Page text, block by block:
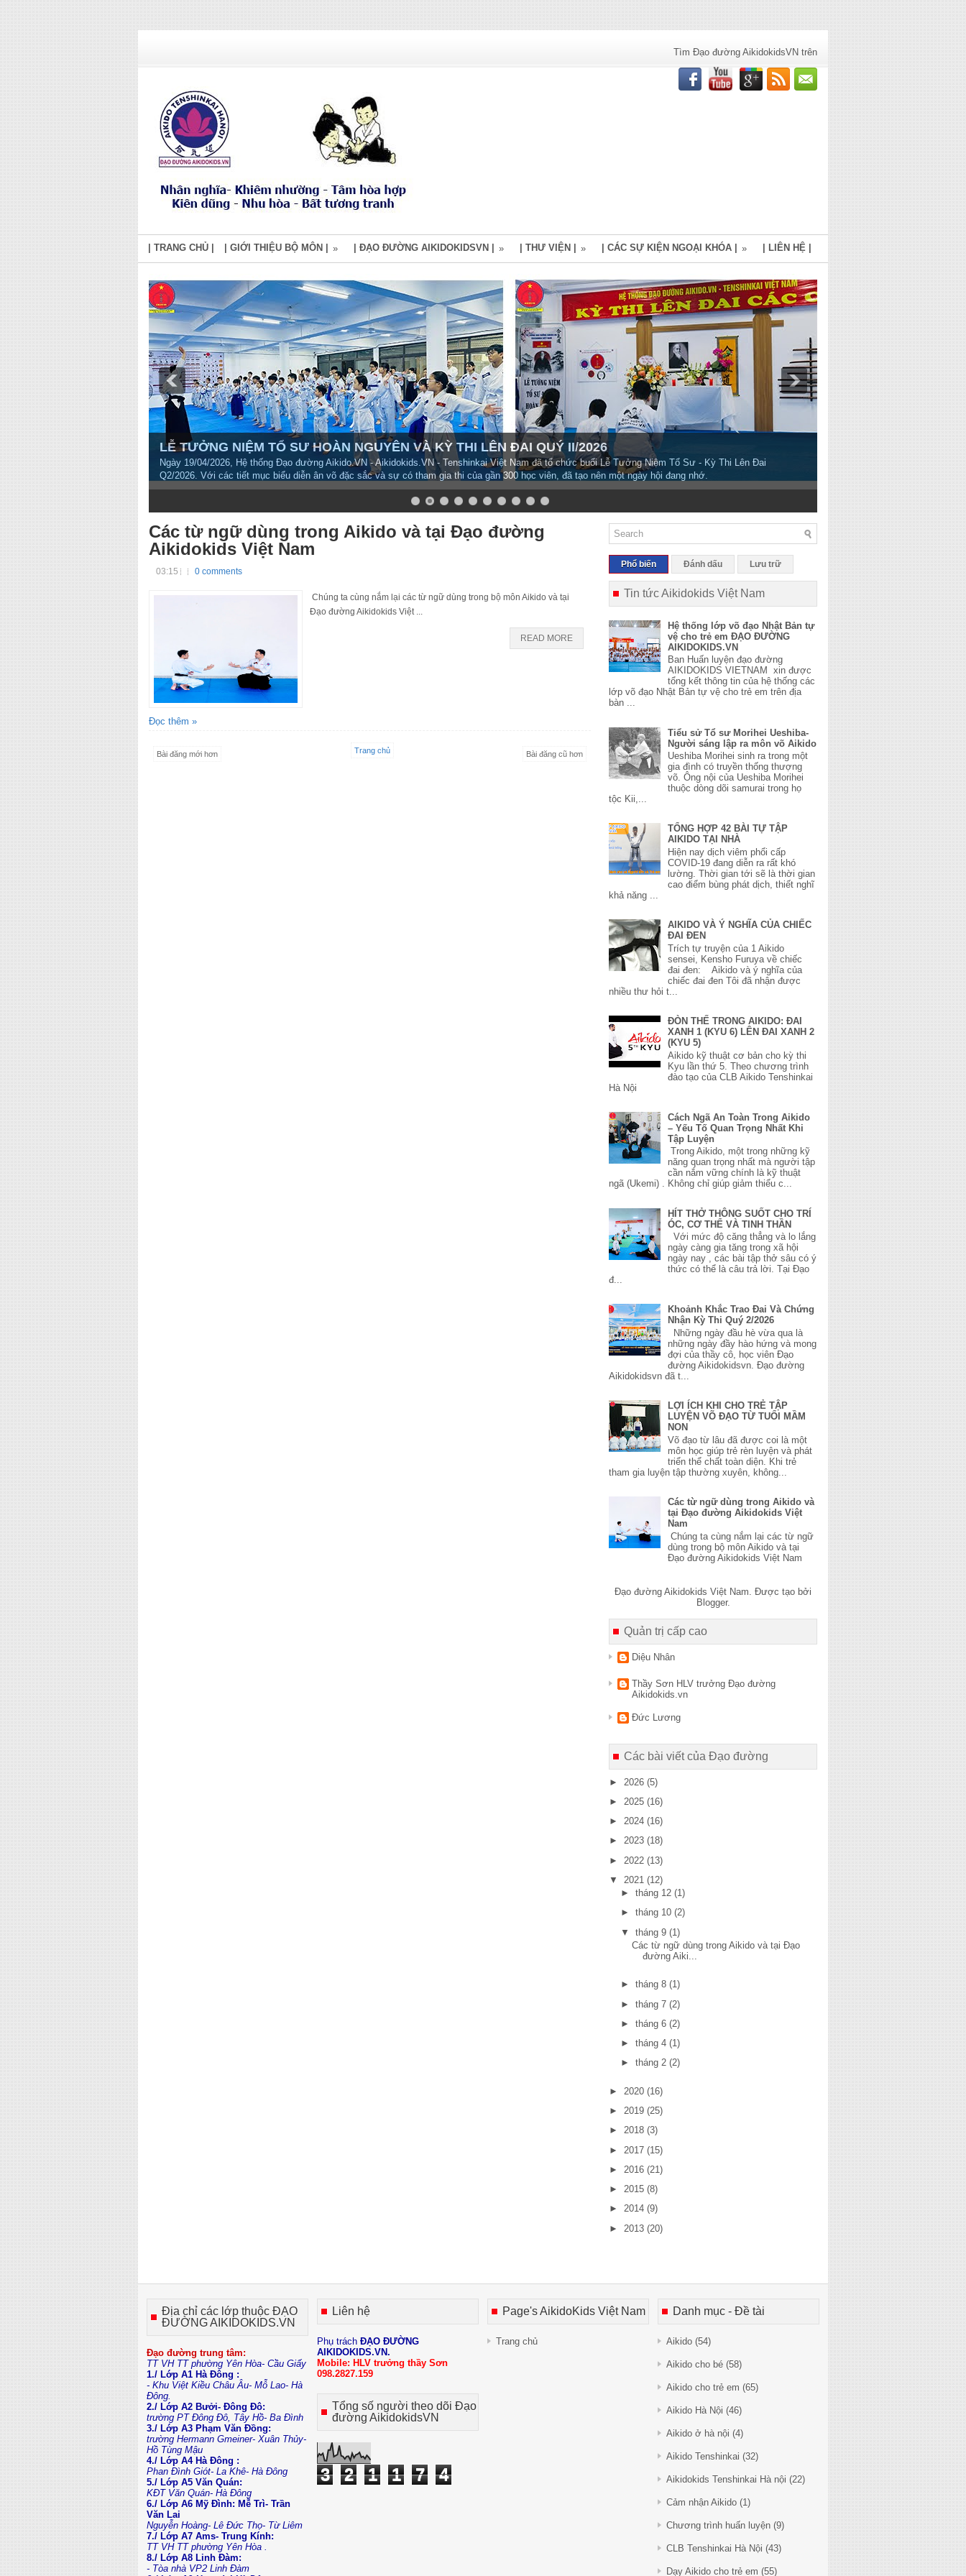
Tìm Đạo đường AikidokidsVN trên
| TRANG CHỦ | | GIỚI THIỆU BỘ MÔN | » | ĐẠO ĐƯỜNG AIKIDOKIDSVN | » | THƯ VIỆN | » | CÁC SỰ KIỆN NGOẠI KHÓA | » | LIÊN HỆ |
LỄ TƯỞNG NIỆM TỔ SƯ HOÀN NGUYÊN VÀ KỲ THI LÊN ĐAI QUÝ II/2026
Ngày 19/04/2026, Hệ thống Đạo đường Aikido.VN - Aikidokids.VN - Tenshinkai Việt Nam đã tổ chức buổi Lễ Tưởng Niệm Tổ Sư - Kỳ Thi Lên Đai
Q2/2026. Với các tiết mục biểu diễn ân võ đặc sắc và sự có tham gia thi của gần 300 học viên, đã tạo nên một ngày hội đang nhớ.
Các từ ngữ dùng trong Aikido và tại Đạo đường
Aikidokids Việt Nam
03:15 0 comments
Chúng ta cùng nắm lại các từ ngữ dùng trong bộ môn Aikido và tại
Đạo đường Aikidokids Việt ...
READ MORE
Đọc thêm »
Bài đăng mới hơn Bài đăng cũ hơn
Trang chủ
Phổ biến Đánh dấu Lưu trữ
Tin tức Aikidokids Việt Nam
Hệ thống lớp võ đạo Nhật Bản tự
vệ cho trẻ em ĐẠO ĐƯỜNG
AIKIDOKIDS.VN
Ban Huấn luyện đạo đường
AIKIDOKIDS VIETNAM xin được
tổng kết thông tin của hệ thống các
lớp võ đạo Nhật Bản tự vệ cho trẻ em trên địa
bàn ...
Tiểu sử Tổ sư Morihei Ueshiba-
Người sáng lập ra môn võ Aikido
Ueshiba Morihei sinh ra trong một
gia đình có truyền thống thượng
võ. Ông nội của Ueshiba Morihei
thuộc dòng dõi samurai trong họ
tộc Kii,...
TỔNG HỢP 42 BÀI TỰ TẬP
AIKIDO TẠI NHÀ
Hiện nay dịch viêm phổi cấp
COVID-19 đang diễn ra rất khó
lường. Thời gian tới sẽ là thời gian
cao điểm bùng phát dịch, thiết nghĩ
khả năng ...
AIKIDO VÀ Ý NGHĨA CỦA CHIẾC
ĐAI ĐEN
Trích tự truyện của 1 Aikido
sensei, Kensho Furuya về chiếc
đai đen: Aikido và ý nghĩa của
chiếc đai đen Tôi đã nhận được
nhiều thư hỏi t...
ĐÒN THẾ TRONG AIKIDO: ĐAI
XANH 1 (KYU 6) LÊN ĐAI XANH 2
(KYU 5)
Aikido kỹ thuật cơ bản cho kỳ thi
Kyu lần thứ 5. Theo chương trình
đào tạo của CLB Aikido Tenshinkai
Hà Nội
Cách Ngã An Toàn Trong Aikido
– Yếu Tố Quan Trọng Nhất Khi
Tập Luyện
Trong Aikido, một trong những kỹ
năng quan trọng nhất mà người tập
cần nắm vững chính là kỹ thuật
ngã (Ukemi) . Không chỉ giúp giảm thiểu c...
HÍT THỞ THÔNG SUỐT CHO TRÍ
ÓC, CƠ THỂ VÀ TINH THẦN
Với mức độ căng thẳng và lo lắng
ngày càng gia tăng trong xã hội
ngày nay , các bài tập thở sâu có ý
thức có thể là câu trả lời. Tại Đạo
đ...
Khoảnh Khắc Trao Đai Và Chứng
Nhận Kỳ Thi Quý 2/2026
Những ngày đầu hè vừa qua là
những ngày đầy hào hứng và mong
đợi của thầy cô, học viên Đạo
đường Aikidokidsvn. Đạo đường
Aikidokidsvn đã t...
LỢI ÍCH KHI CHO TRẺ TẬP
LUYỆN VÕ ĐẠO TỪ TUỔI MẦM
NON
Võ đạo từ lâu đã được coi là một
môn học giúp trẻ rèn luyện và phát
triển thể chất toàn diện. Khi trẻ
tham gia luyện tập thường xuyên, không...
Các từ ngữ dùng trong Aikido và
tại Đạo đường Aikidokids Việt
Nam
Chúng ta cùng nắm lại các từ ngữ
dùng trong bộ môn Aikido và tại
Đạo đường Aikidokids Việt Nam
Đạo đường Aikidokids Việt Nam. Được tạo bởi
Blogger.
Quản trị cấp cao
Diệu Nhân
Thầy Sơn HLV trưởng Đạo đường
Aikidokids.vn
Đức Lương
Các bài viết của Đạo đường
► 2026 (5)
► 2025 (16)
► 2024 (16)
► 2023 (18)
► 2022 (13)
▼ 2021 (12)
► tháng 12 (1)
► tháng 10 (2)
▼ tháng 9 (1)
Các từ ngữ dùng trong Aikido và tại Đạo
đường Aiki...
► tháng 8 (1)
► tháng 7 (2)
► tháng 6 (2)
► tháng 4 (1)
► tháng 2 (2)
► 2020 (16)
► 2019 (25)
► 2018 (3)
► 2017 (15)
► 2016 (21)
► 2015 (8)
► 2014 (9)
► 2013 (20)
Địa chỉ các lớp thuộc ĐẠO
ĐƯỜNG AIKIDOKIDS.VN
Đạo đường trung tâm:
TT VH TT phường Yên Hòa- Cầu Giấy
1./ Lớp A1 Hà Đông :
- Khu Việt Kiều Châu Âu- Mỗ Lao- Hà
Đông.
2./ Lớp A2 Bưởi- Đông Đô:
trường PT Đông Đô, Tây Hồ- Ba Đình
3./ Lớp A3 Phạm Văn Đồng:
trường Hermann Gmeiner- Xuân Thủy-
Hồ Tùng Mậu
4./ Lớp A4 Hà Đông :
Phan Đình Giót- La Khê- Hà Đông
5./ Lớp A5 Văn Quán:
KĐT Văn Quán- Hà Đông
6./ Lớp A6 Mỹ Đình: Mễ Trì- Trần
Văn Lai
Nguyễn Hoàng- Lê Đức Thọ- Từ Liêm
7./ Lớp A7 Ams- Trung Kính:
TT VH TT phường Yên Hòa .
8./ Lớp A8 Linh Đàm:
- Tòa nhà VP2 Linh Đàm
Liên hệ
Phụ trách ĐẠO ĐƯỜNG
AIKIDOKIDS.VN.
Mobile: HLV trưởng thầy Sơn
098.2827.159
Tổng số người theo dõi Đạo
đường AikidokidsVN
3 2 1 1 7 4
Page's AikidoKids Việt Nam
Trang chủ
Danh mục - Đề tài
Aikido (54)
Aikido cho bé (58)
Aikido cho trẻ em (65)
Aikido Hà Nội (46)
Aikido ở hà nội (4)
Aikido Tenshinkai (32)
Aikidokids Tenshinkai Hà nội (22)
Cảm nhận Aikido (1)
Chương trình huấn luyện (9)
CLB Tenshinkai Hà Nội (43)
Dạy Aikido cho trẻ em (55)